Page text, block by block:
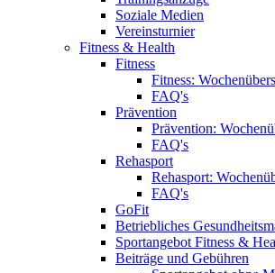
Soziale Medien
Vereinsturnier
Fitness & Health
Fitness
Fitness:
FAQ's
Prävention
Prävention:
FAQ's
Rehasport
Rehasport:
FAQ's
GoFit
Betriebliches
Sportangebot Fitness &
Beiträge und Gebühren